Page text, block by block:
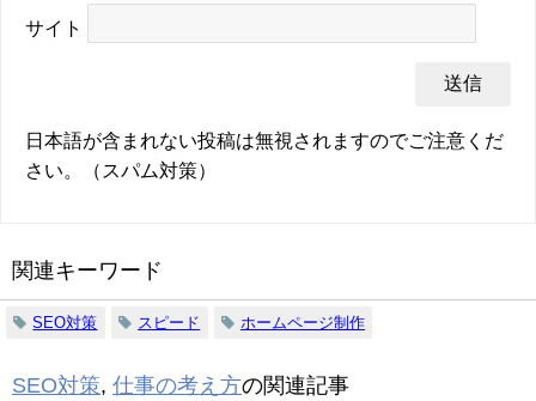
サイト
日本語が含まれない投稿は無視されますのでご注意くだ
さい。（スパム対策）
関連キーワード
SEO対策 スピード ホームページ制作
SEO対策, 仕事の考え方の関連記事